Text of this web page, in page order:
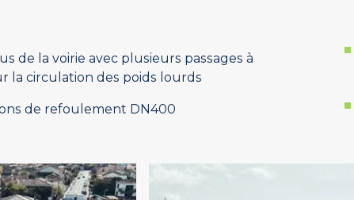
de la voirie avec plusieurs passages à
la circulation des poids lourds
de refoulement DN400